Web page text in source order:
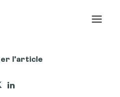
l'article